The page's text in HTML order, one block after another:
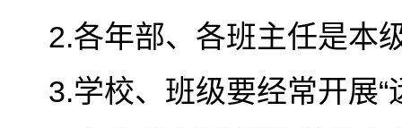
2.各年部、各班主任是本
3.学校、班级要经常开展“